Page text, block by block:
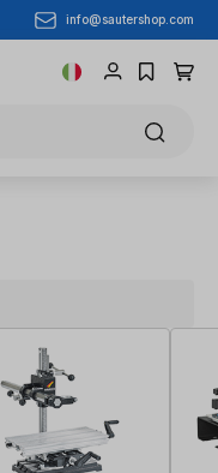
info@sautershop.com